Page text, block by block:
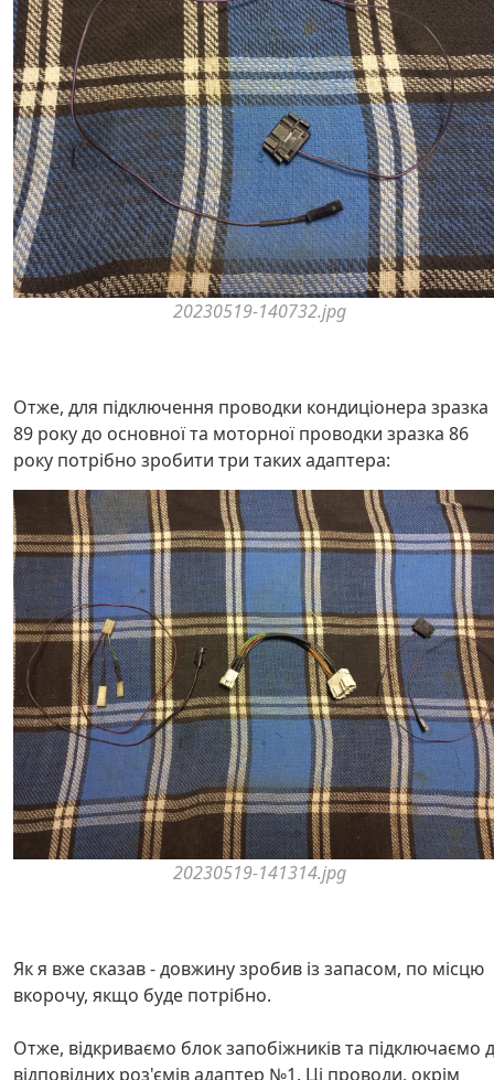
20230519-140732.jpg
Отже, для підключення проводки кондиціонера зразка
89 року до основної та моторної проводки зразка 86
року потрібно зробити три таких адаптера:
20230519-141314.jpg
Як я вже сказав - довжину зробив із запасом, по місцю
вкорочу, якщо буде потрібно.
Отже, відкриваємо блок запобіжників та підключаємо
відповідних роз'ємів адаптер №1. Ці проводи, окрім